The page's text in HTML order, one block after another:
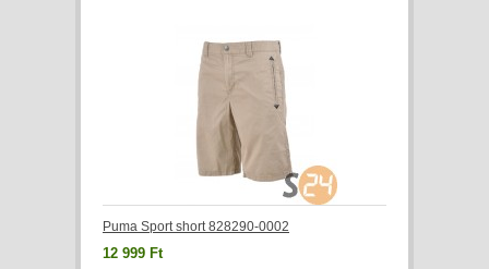
Puma Sport short 828290-0002
12 999 Ft